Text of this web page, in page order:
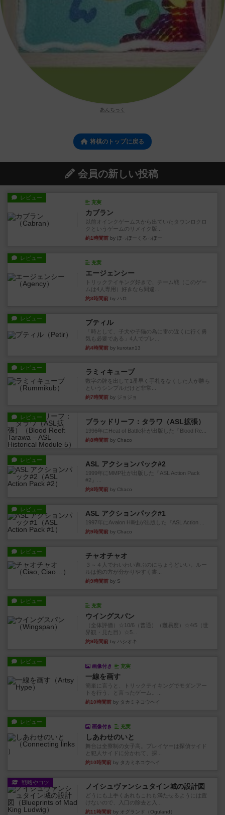
あんちっく
将棋のトップに戻る
会員の新しい投稿
レビュー
充実
カブラン
以前オインクゲームスから出ていたタウンロクロ
クというゲームのリメイク版...
約1時間前 by ぽっぽーくるっぽー
レビュー
充実
エージェンシー
トリックテイキング好きで、チーム戦（このゲー
ムは4人専用）好きなら間違...
約3時間前 by ハロ
レビュー プティル
「時として、子犬や子猫の為に雷の近くに行く勇
気も必要である」4人でプレ...
約4時間前 by kurotan13
レビュー ラミィキューブ
数字の牌を出して1番早く手札をなくした人が勝ち
というシンプルだけど非常...
約7時間前 by ジョジョ
レビュー
ブラッドリーフ：タラワ（ASL拡張）
1996年にHeat of Battle社が出版した『Blood Re...
約8時間前 by Chaco
レビュー ASL アクションパック#2
1999年にMMP社が出版した『ASL Action Pack
#2』...
約8時間前 by Chaco
レビュー ASL アクションパック#1
1997年にAvalon Hill社が出版した『ASL Action ...
約9時間前 by Chaco
レビュー チャオチャオ
３～４人でわいわい遊ぶのにちょうどいい。ルー
ルは他の方が分かりやすく書...
約9時間前 by S
レビュー
充実
ウイングスパン
（全体評価）☆10/6（普通）（難易度）☆4/5（世
界観・見た目）☆5...
約9時間前 by ハシオキ
レビュー
画像付き 充実
一線を画す
簡単に言うと、トリックテイキングでモダンアー
トを行う、と言ったゲーム。...
約10時間前 by タカミネコウヘイ
レビュー
画像付き 充実
しあわせのいと
舞台は全寮制の女子高。プレイヤーは探偵サイド
と犯人サイドに分かれて、探...
約10時間前 by タカミネコウヘイ
戦略やコツ ノイシュヴァンシュタイン城の設計図
どうにも上手くあれもこれも満たせるようには置
けないので、入口の除去と入...
約11時間前 by オグランド（Oguland）